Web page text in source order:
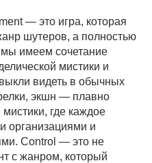
— это игра, которая
шутеров, а полностью
мы имеем сочетание
мистики и
видеть в обычных
экшн — плавно
где каждое
организациями и
Control — это не
с жанром, который